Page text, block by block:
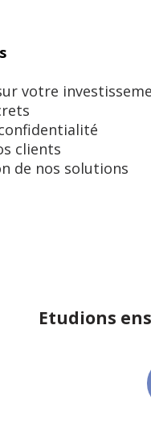
votre
clients
de nos solutions
Etudions